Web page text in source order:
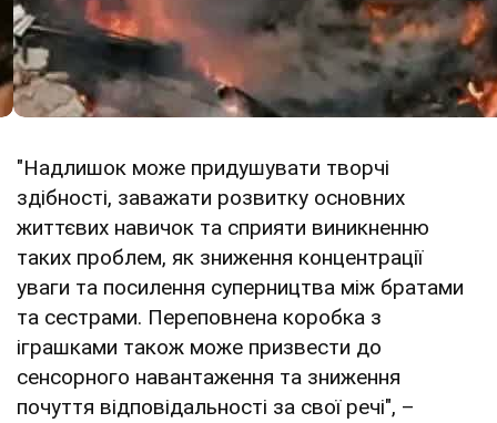
"Надлишок може придушувати творчі
здібності, заважати розвитку основних
життєвих навичок та сприяти виникненню
таких проблем, як зниження концентрації
уваги та посилення суперництва між братами
та сестрами. Переповнена коробка з
іграшками також може призвести до
сенсорного навантаження та зниження
почуття відповідальності за свої речі", –